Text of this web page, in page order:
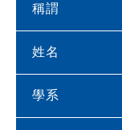
稱謂
姓名
學系